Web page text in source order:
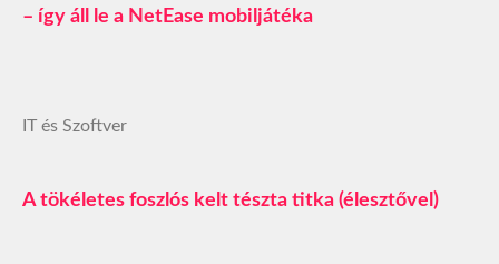
– így áll le a NetEase mobiljátéka
IT és Szoftver
A tökéletes foszlós kelt tészta titka (élesztővel)